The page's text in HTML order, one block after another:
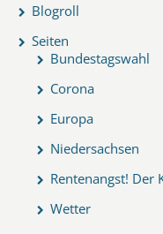
Blogroll
Seiten
Bundestagswahl
Corona
Europa
Niedersachsen
Rentenangst! Der
Wetter